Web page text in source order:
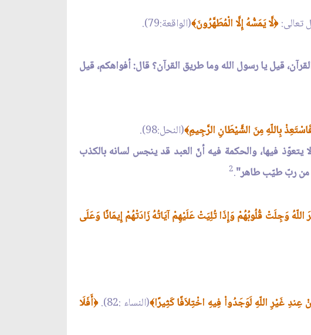
تعالى: ﴿لَّا يَمَسُّهُ إِلَّا الْمُطَهَّرُونَ﴾(الواقعة:79).
قيل يا رسول الله وما طريق القرآن؟ قال: أفواهكم، قيل
بِاللّهِ مِنَ الشَّيْطَانِ الرَّجِيمِ﴾(النحل:98).
يتعوّذ فيها، والحكمة فيه أنّ العبد قد ينجس لسانه بالكذب
من ربّ طيّب طاهر".
2
اللّهُ وَجِلَتْ قُلُوبُهُمْ وَإِذَا تُلِيَتْ عَلَيْهِمْ آيَاتُهُ زَادَتْهُمْ إِيمَانًا وَعَلَى
عِندِ غَيْرِ اللّهِ لَوَجَدُواْ فِيهِ اخْتِلاَفًا كَثِيرًا﴾(النساء :82). ﴿أَفَلَا